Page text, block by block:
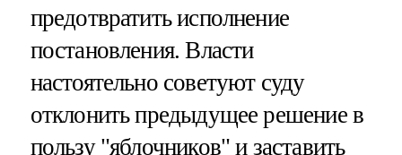
предотвратить исполнение
постановления. Власти
настоятельно советуют суду
отклонить предыдущее решение в
пользу "яблочников" и заставить